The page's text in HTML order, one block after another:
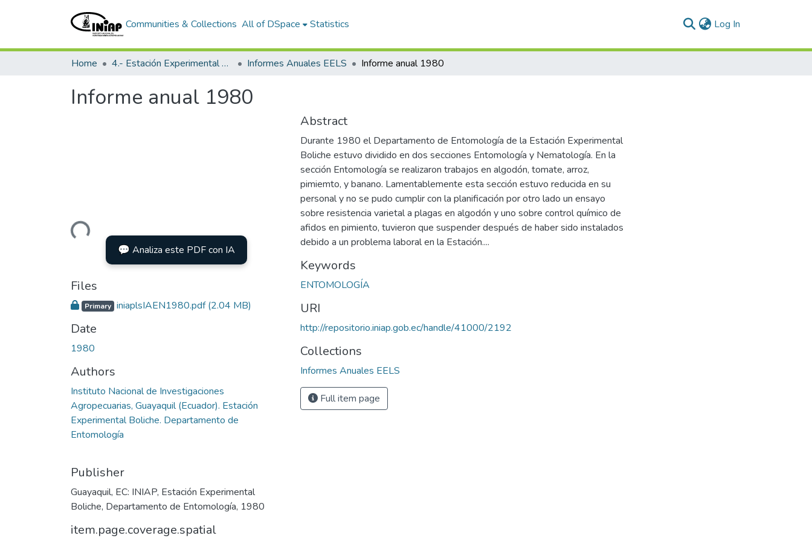
Communities & Collections All of DSpace Statistics Log In
Home 4.- Estación Experimental Litoral Sur Informes Anuales EELS Informe anual 1980
Informe anual 1980
Loading...
💬 Analiza este PDF con IA
Files
Primary iniaplsIAEN1980.pdf(2.04 MB)
Date
1980
Authors
Instituto Nacional de Investigaciones
Agropecuarias, Guayaquil (Ecuador). Estación
Experimental Boliche. Departamento de
Entomología
Publisher
Guayaquil, EC: INIAP, Estación Experimental
Boliche, Departamento de Entomología, 1980
item.page.coverage.spatial
Abstract
Durante 1980 el Departamento de Entomología de la Estación Experimental
Boliche estuvo dividido en dos secciones Entomología y Nematología. En la
sección Entomología se realizaron trabajos en algodón, tomate, arroz,
pimiemto, y banano. Lamentablemente esta sección estuvo reducida en su
personal y no se pudo cumplir con la planificación por otro lado un ensayo
sobre resistencia varietal a plagas en algodón y uno sobre control químico de
afidos en pimiento, tuvieron que suspender después de haber sido instalados
debido a un problema laboral en la Estación....
Keywords
ENTOMOLOGÍA
URI
http://repositorio.iniap.gob.ec/handle/41000/2192
Collections
Informes Anuales EELS
Full item page